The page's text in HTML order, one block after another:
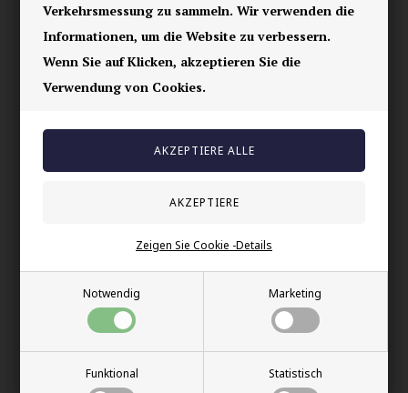
Verkehrsmessung zu sammeln. Wir verwenden die
Informationen, um die Website zu verbessern.
Wenn Sie auf Klicken, akzeptieren Sie die
Verwendung von Cookies.
Notwendig Marketing
Funktional Statistisch
Zeigen Sie Cookie -Details
34,00 EUR 67,00 EUR
Schwarzer Gürtel
"Orange" Bosswik
67,00 EUR
Schlüsselanhänger aus
8mm Leder "80cm"
62,00 EUR